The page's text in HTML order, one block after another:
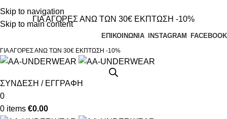
Skip to navigation
Skip to main content
Τηλεφωνικές παραγγελίες 23210 97300
ΓΙΑ ΑΓΟΡΕΣ ΑΝΩ ΤΩΝ 30€ ΕΚΠΤΩΣΗ -10%
ΕΠΙΚΟΙΝΩΝΙΑ INSTAGRAM FACEBOOK
ΓΙΑ ΑΓΟΡΕΣ ΑΝΩ ΤΩΝ 30€ ΕΚΠΤΩΣΗ -10%
ΣΥΝΔΕΣΗ / ΕΓΓΡΑΦΗ
0
0 items €0.00